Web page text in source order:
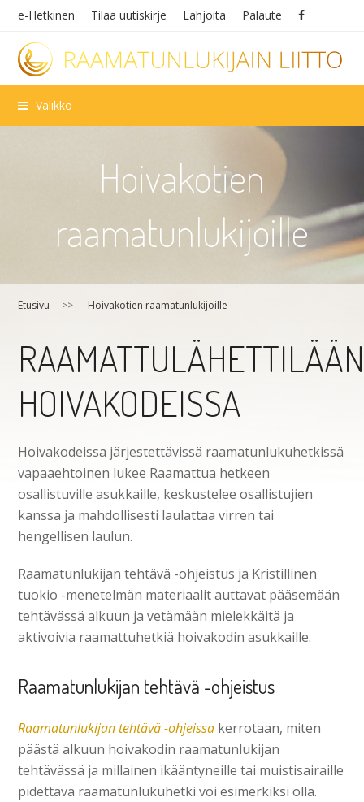
e-Hetkinen Tilaa uutiskirje Lahjoita Palaute
Valikko
Hoivakotien
raamatunlukijoille
Etusivu >> Hoivakotien raamatunlukijoille
HOIVAKODEISSA
Hoivakodeissa järjestettävissä raamatunlukuhetkissä
vapaaehtoinen lukee Raamattua hetkeen
osallistuville asukkaille, keskustelee osallistujien
kanssa ja mahdollisesti laulattaa virren tai
hengellisen laulun.
Raamatunlukijan tehtävä -ohjeistus ja Kristillinen
tuokio -menetelmän materiaalit auttavat pääsemään
tehtävässä alkuun ja vetämään mielekkäitä ja
aktivoivia raamattuhetkiä hoivakodin asukkaille.
Raamatunlukijan tehtävä -ohjeistus
Raamatunlukijan tehtävä -ohjeissa kerrotaan, miten
päästä alkuun hoivakodin raamatunlukijan
tehtävässä ja millainen ikääntyneille tai muistisairaille
pidettävä raamatunlukuhetki voi esimerkiksi olla.